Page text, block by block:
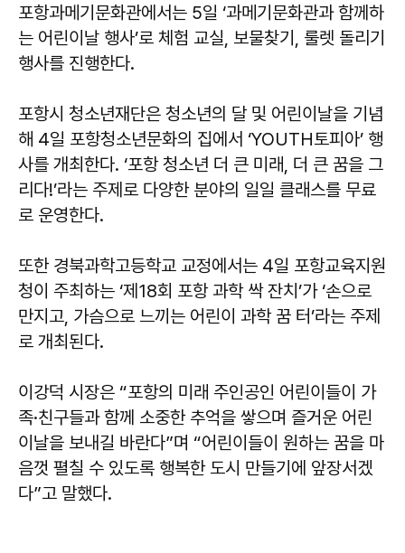
포항과메기문화관에서는 5일 ‘과메기문화관과 함께하
는 어린이날 행사’로 체험 교실, 보물찾기, 룰렛 돌리기
행사를 진행한다.
포항시 청소년재단은 청소년의 달 및 어린이날을 기념
해 4일 포항청소년문화의 집에서 ‘YOUTH토피아’ 행
사를 개최한다. ‘포항 청소년 더 큰 미래, 더 큰 꿈을 그
리다!’라는 주제로 다양한 분야의 일일 클래스를 무료
로 운영한다.
또한 경북과학고등학교 교정에서는 4일 포항교육지원
청이 주최하는 ‘제18회 포항 과학 싹 잔치’가 ‘손으로
만지고, 가슴으로 느끼는 어린이 과학 꿈 터’라는 주제
로 개최된다.
이강덕 시장은 “포항의 미래 주인공인 어린이들이 가
족·친구들과 함께 소중한 추억을 쌓으며 즐거운 어린
이날을 보내길 바란다”며 “어린이들이 원하는 꿈을 마
음껏 펼칠 수 있도록 행복한 도시 만들기에 앞장서겠
다”고 말했다.